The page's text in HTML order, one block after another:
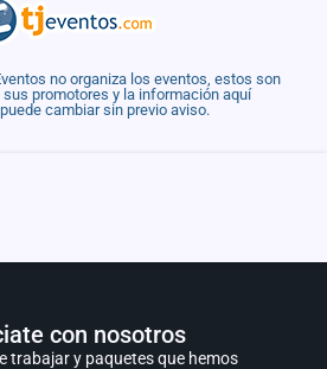
no organiza los eventos, estos son
promotores y la información aquí
cambiar sin previo aviso.
con nosotros
trabajar y paquetes que hemos